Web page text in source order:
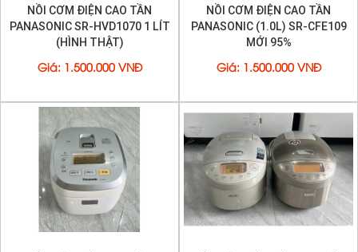
NỒI CƠM ĐIỆN CAO TẦN
PANASONIC SR-HVD1070 1 LÍT
(HÌNH THẬT)
Giá : 1.500.000 VNĐ
NỒI CƠM ĐIỆN CAO TẦN
PANASONIC (1.0L) SR-CFE109
MỚI 95%
Giá : 1.500.000 VNĐ